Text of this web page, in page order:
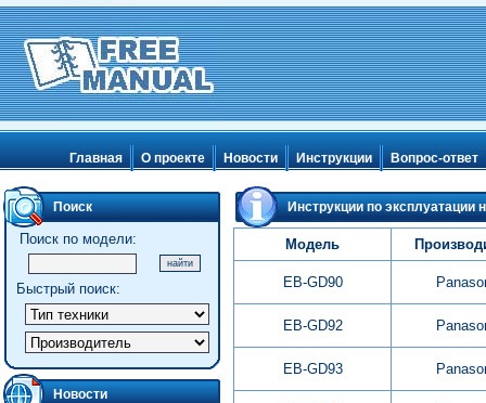
Главная О проекте Новости Инструкции Вопрос-ответ
Поиск
Поиск по модели:
Быстрый поиск:
Новости
Инструкции по
Модель
EB-GD90
EB-GD92
EB-GD93